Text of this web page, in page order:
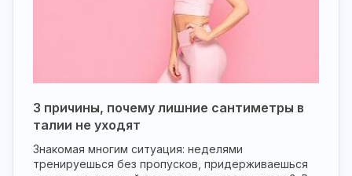
3 причины, почему лишние сантиметры в
талии не уходят
Знакомая многим ситуация: неделями
тренируешься без пропусков, придерживаешься